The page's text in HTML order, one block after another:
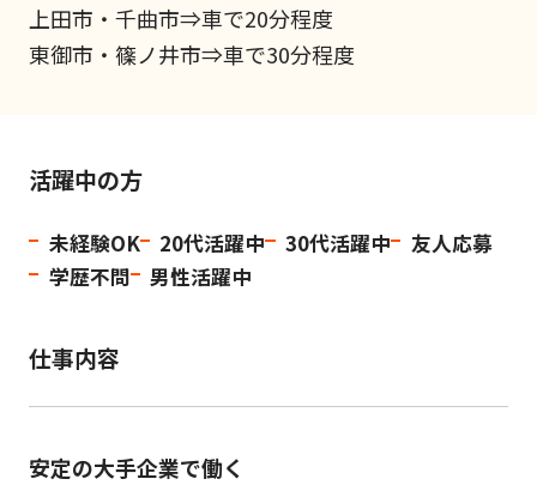
上田市・千曲市⇒車で20分程度
東御市・篠ノ井市⇒車で30分程度
活躍中の方
未経験OK 20代活躍中 30代活躍中
友人応募
学歴不問
男性活躍中
仕事内容
安定の大手企業で働く